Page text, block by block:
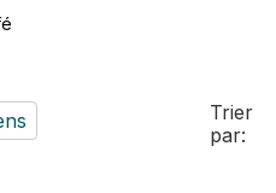
Trier
par: